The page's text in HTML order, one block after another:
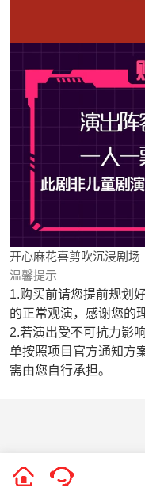
开心麻花喜剪吹沉浸剧场
温馨提示
1.购买前请您提前规划
的正常观演，感谢您的
2.若演出受不可抗力影
单按照项目官方通知方
需由您自行承担。